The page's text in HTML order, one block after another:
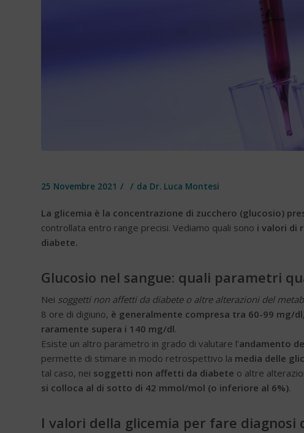
25 Novembre 2021 / / da Dr. Luca Montesi
La glicemia è la concentrazione di zucchero (glucosio)
controllata entro range precisi. Vediamo quali sono i valori di
diabete.
Glucosio nel sangue: quali parametri
Nei soggetti non affetti da diabete o altre alterazioni del
8 ore di digiuno, è generalmente compresa tra 60-99 mg/dl
raramente supera i 140 mg/dl.
Esiste un altro parametro in grado di valutare l’andamento
permette di stimare in modo retrospettivo la media delle
tal caso, nei soggetti non affetti da diabete o altre
si colloca al di sotto di 42 mmol/mol (o inferiore al 6%).
I valori della glicemia per fare diagnosi